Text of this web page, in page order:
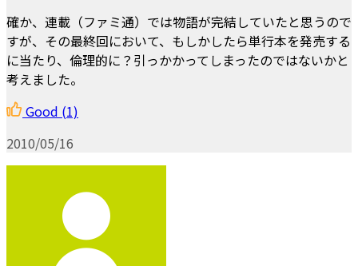
確か、連載（ファミ通）では物語が完結していたと思うので
すが、その最終回において、もしかしたら単行本を発売する
に当たり、倫理的に？引っかかってしまったのではないかと
考えました。
Good (1)
2010/05/16